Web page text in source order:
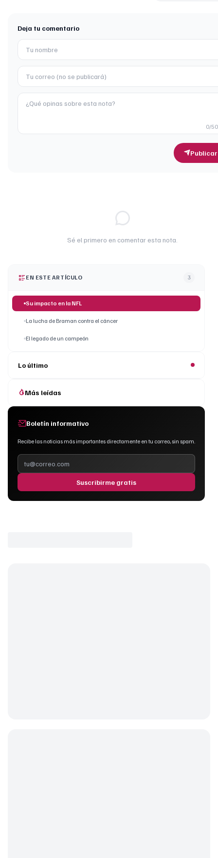
Deja tu comentario
0/
Publicar
Sé el primero en comentar esta nota.
EN ESTE ARTÍCULO 3
Su impacto en la NFL
La lucha de Braman contra el cáncer
El legado de un campeón
Lo último
Más leídas
Boletín informativo
Recibe las noticias más importantes directamente en tu correo, sin spam.
Suscribirme gratis